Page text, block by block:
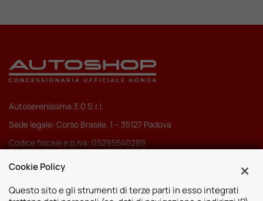
Autoserenissima 3.0 S.r.l.
Sede legale: Corso Brasile, 1 – 35127 Padova
Codice fiscale e p.iva: 05295540289
Pec:autoserenissima3.0srl@legalmail.it
Cookie Policy
Questo sito e gli strumenti di terze parti in esso integrati